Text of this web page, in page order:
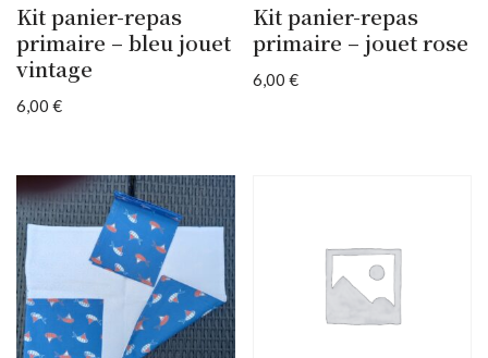
Kit panier-repas
primaire – bleu jouet
vintage
6,00 €
Kit panier-repas
primaire – jouet rose
6,00€